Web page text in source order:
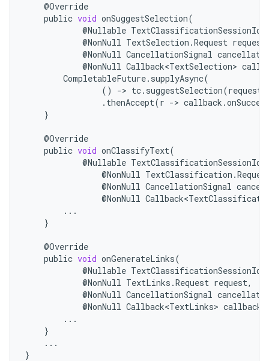
@Override
public void onSuggestSelection(
@Nullable TextClassificationSessionId
@NonNull TextSelection .Request request
@NonNull CancellationSignal
@NonNull Callback<TextSelection>
CompletableFuture. supplyAsync(
()
-> tc. suggestSelection(request
. thenAccept(r -> callback .
}
@Override
public void onClassifyText(
@Nullable TextClassificationSessionId
@NonNull TextClassification .
@NonNull CancellationSignal
@NonNull
...
}
@Override
public void onGenerateLinks(
@Nullable TextClassificationSessionId
@NonNull TextLinks .Request request,
@NonNull CancellationSignal
@NonNull Callback<TextLinks> callback
...
}
...
}